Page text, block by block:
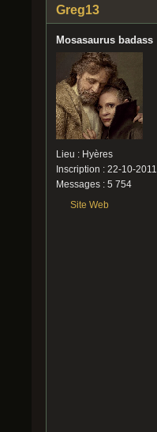
Greg13
Mosasaurus badass
Lieu : Hyères
Inscription : 22-10-2011
Messages : 5 754
Site Web